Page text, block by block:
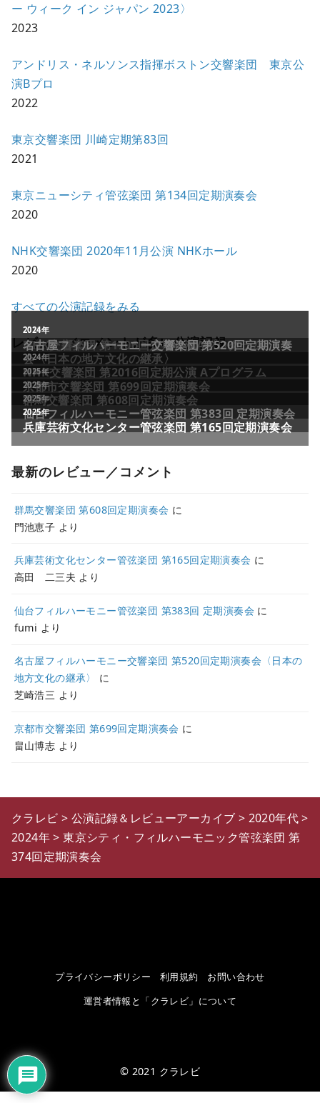
ー ウィーク イン ジャパン 2023〉
2023
アンドリス・ネルソンス指揮ボストン交響楽団 東京公
演Bプロ
2022
東京交響楽団 川崎定期第83回
2021
東京ニューシティ管弦楽団 第134回定期演奏会
2020
NHK交響楽団 2020年11⽉公演 NHKホール
2020
すべての公演記録をみる
レビュー／コメントが多い公演記録
最新のレビュー／コメント
群馬交響楽団 第608回定期演奏会 に
門池恵子 より
兵庫芸術文化センター管弦楽団 第165回定期演奏会 に
高田 二三夫 より
仙台フィルハーモニー管弦楽団 第383回 定期演奏会 に
fumi より
名古屋フィルハーモニー交響楽団 第520回定期演奏会〈日本の
地方文化の継承〉
に
芝崎浩三 より
京都市交響楽団 第699回定期演奏会 に
畠山博志 より
クラレビ > 公演記録＆レビューアーカイブ > 2020年代>
2024年>東京シティ・フィルハーモニック管弦楽団 第
374回定期演奏会
プライバシーポリシー 利用規約
お問い合わせ
運営者情報と「クラレビ」について
© 2021 クラレビ